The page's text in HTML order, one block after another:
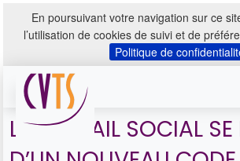
En poursuivant votre navigation sur ce
l’utilisation de cookies de suivi et de
Politique de
LE TRAVAIL SOCIAL SE